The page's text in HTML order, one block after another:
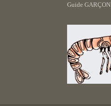
Guide GARÇON